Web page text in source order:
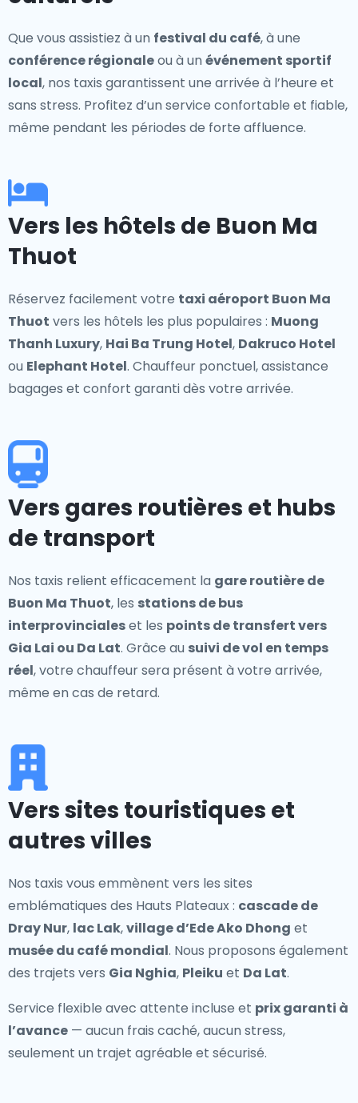
Que vous assistiez à un festival du café, à une
conférence régionaleou à un événement sportif
local, nos taxis garantissent une arrivée à l’heure et
sans stress. Profitez d’un service confortable et fiable,
même pendant les périodes de forte affluence.
Vers les hôtels de Buon Ma
Thuot
Réservez facilement votre taxi aéroport Buon Ma
Thuot vers les hôtels les plus populaires : Muong
Thanh Luxury, Hai Ba Trung Hotel, Dakruco Hotel
ou Elephant Hotel. Chauffeur ponctuel, assistance
bagages et confort garanti dès votre arrivée.
Vers gares routières et hubs
de transport
Nos taxis relient efficacement la gare routière de
Buon Ma Thuot, les stations de bus
interprovincialeset les points de transfert vers
Gia Lai ou Da Lat. Grâce au suivi de vol en temps
réel, votre chauffeur sera présent à votre arrivée,
même en cas de retard.
Vers sites touristiques et
autres villes
Nos taxis vous emmènent vers les sites
emblématiques des Hauts Plateaux : cascade de
Dray Nur, lac Lak,village d’Ede Ako Dhong et
musée du café mondial. Nous proposons également
des trajets vers Gia Nghia, Pleiku et Da Lat.
Service flexible avec attente incluse et prix garanti à
l’avance — aucun frais caché, aucun stress,
seulement un trajet agréable et sécurisé.